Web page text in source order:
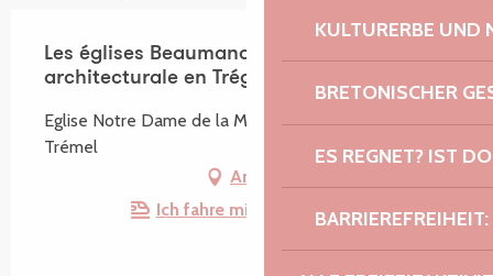
KULTURERBE UND
BRETONISCHER
ES REGNET? IST
Les églises Beaumanoir, une épopée
architecturale en Trégor
Eglise Notre Dame de la Merci, Rue de l'Église, 22310
Trémel
Anfahrt
Ich fahre mit dem Zug hin!